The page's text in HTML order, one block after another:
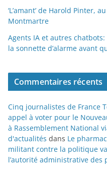
‘L’amant’ de Harold Pinter,
Montmartre
Agents IA et autres
la sonnette d’alarme avant
Commentaires récents
Cinq journalistes de France
appel à voter pour le
à Rassemblement National
d'actualités dans Le
militant contre la politique
l’autorité administrative